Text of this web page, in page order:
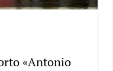
«Antonio